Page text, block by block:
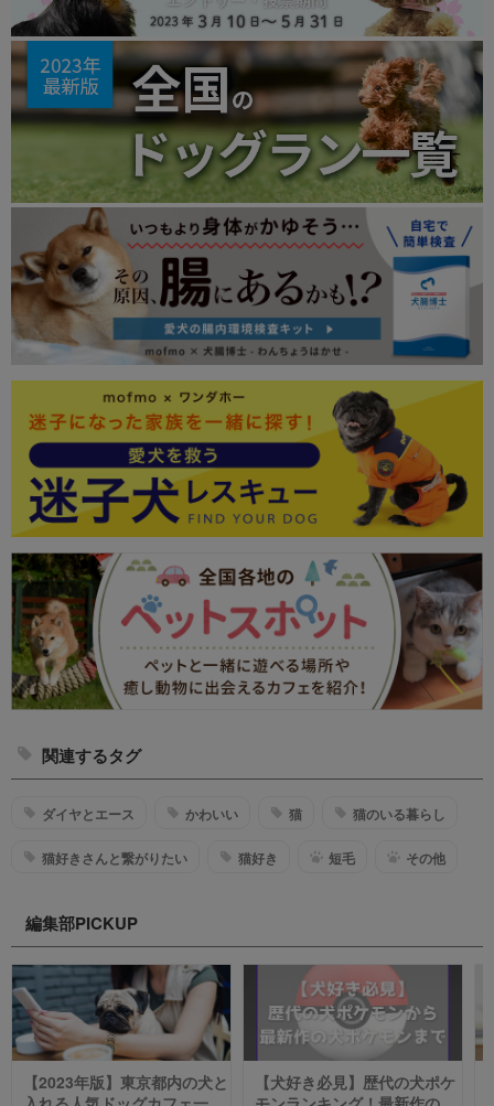
関連するタグ
ダイヤとエース かわいい 猫 猫のいる暮らし
猫好きさんと繋がりたい 猫好き 短毛 その他
編集部PICKUP
【2023年版】東京都内の犬と
【犬好き必見】歴代の犬ポケ